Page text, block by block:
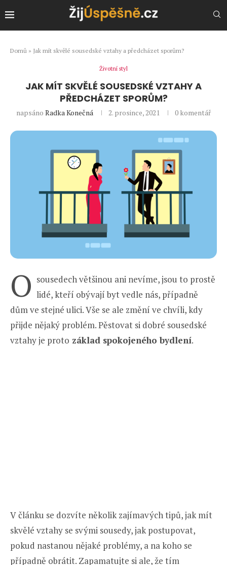
Domů » Jak mít skvělé sousedské vztahy a předcházet sporům?
Životní styl
JAK MÍT SKVĚLÉ SOUSEDSKÉ VZTAHY A
PŘEDCHÁZET SPORŮM?
napsáno Radka Konečná 2. prosince, 2021 0 komentář
O sousedech většinou ani nevíme, jsou to prostě
lidé, kteří obývají byt vedle nás, případně
dům ve stejné ulici. Vše se ale změní ve chvíli, kdy
přijde nějaký problém. Pěstovat si dobré sousedské
vztahy je proto základ spokojeného bydlení.
V článku se dozvíte několik zajímavých tipů, jak mít
skvělé vztahy se svými sousedy, jak postupovat,
pokud nastanou nějaké problémy, a na koho se
případně obrátit. Zapamatujte si ale, že tím